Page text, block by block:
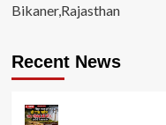
Bikaner,Rajasthan
Recent News